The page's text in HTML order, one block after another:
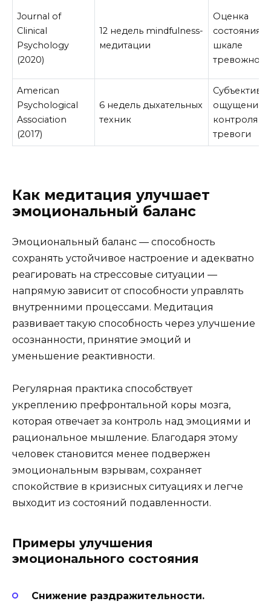
Journal of
Clinical
Psychology
(2020)
12 недель mindfulness-
медитации
Оценка
состояния
шкале
American
Psychological
Association
(2017)
6 недель дыхательных
техник
ощущение
контроля
тревоги
Как медитация улучшает
эмоциональный баланс
Эмоциональный баланс — способность
сохранять устойчивое настроение и адекватно
реагировать на стрессовые ситуации —
напрямую зависит от способности управлять
внутренними процессами. Медитация
развивает такую способность через улучшение
осознанности, принятие эмоций и
уменьшение реактивности.
Регулярная практика способствует
укреплению префронтальной коры мозга,
которая отвечает за контроль над эмоциями и
рациональное мышление. Благодаря этому
человек становится менее подвержен
эмоциональным взрывам, сохраняет
спокойствие в кризисных ситуациях и легче
выходит из состояний подавленности.
Примеры улучшения
эмоционального состояния
Снижение раздражительности.